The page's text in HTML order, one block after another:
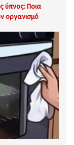
ύπνος: Ποια
οργανισμό